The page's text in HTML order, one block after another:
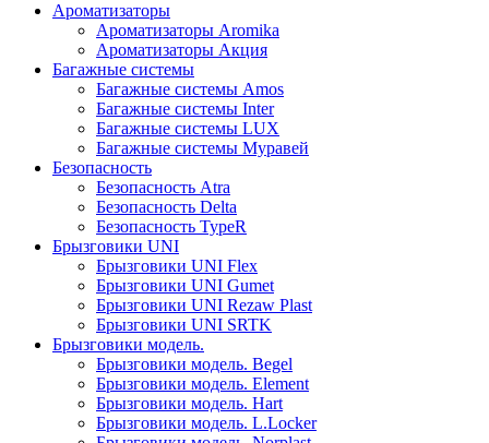
Ароматизаторы
Ароматизаторы Aromika
Ароматизаторы Акция
Багажные системы
Багажные системы Amos
Багажные системы Inter
Багажные системы LUX
Багажные системы Муравей
Безопасность
Безопасность Atra
Безопасность Delta
Безопасность TypeR
Брызговики UNI
Брызговики UNI Flex
Брызговики UNI Gumet
Брызговики UNI Rezaw Plast
Брызговики UNI SRTK
Брызговики модель.
Брызговики модель. Begel
Брызговики модель. Element
Брызговики модель. Hart
Брызговики модель. L.Locker